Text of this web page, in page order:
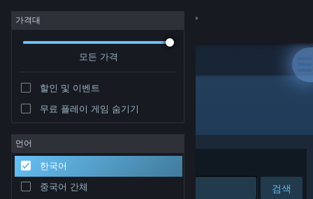
로그인
커뮤니티
정보
지원
가격대
모든 가격
할인 및 이벤트
무료 플레이 게임 숨기기
언어
한국어
중국어 간체
개발자: Ecumene Games
정렬 기준 연관성
검색